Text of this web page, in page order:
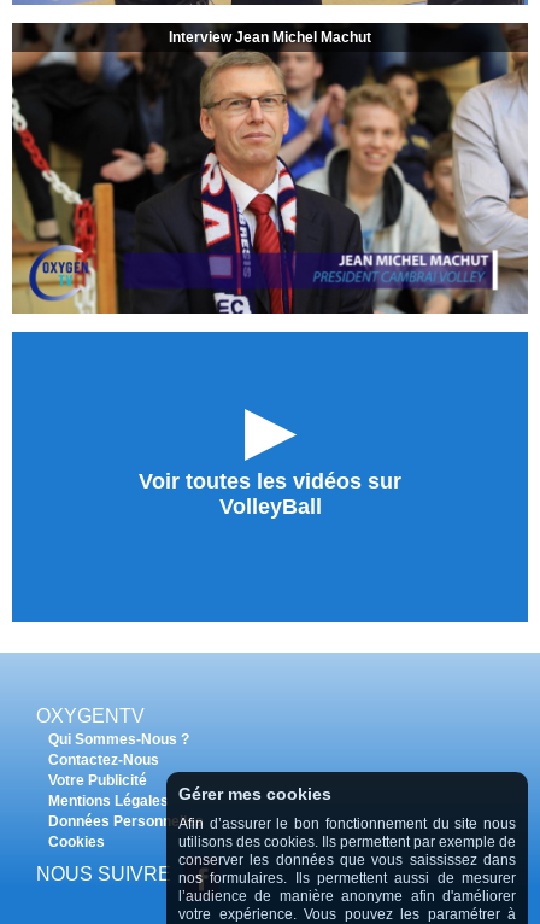
Interview Jean Michel Machut
►
Voir toutes les vidéos sur
VolleyBall
OXYGENTV
Qui Sommes-Nous ?
Contactez-Nous
Votre Publicité
Mentions Légales
Données Personnelles
Cookies
NOUS SUIVRE
Gérer mes cookies
Afin d’assurer le bon fonctionnement du site nous
utilisons des cookies. Ils permettent par exemple de
conserver les données que vous saississez dans
nos formulaires. Ils permettent aussi de mesurer
l’audience de manière anonyme afin d'améliorer
votre expérience. Vous pouvez les paramétrer à